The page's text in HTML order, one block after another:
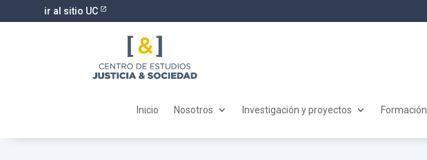
ir al sitio UC
Inicio Nosotros Investigación y proyectos Formación